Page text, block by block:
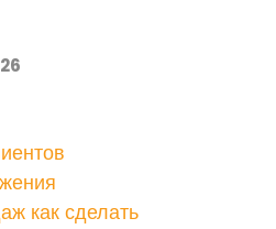
как сделать